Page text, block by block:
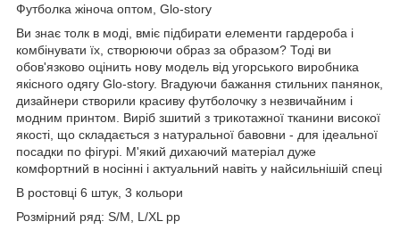
Футболка жіноча оптом, Glo-story
Ви знає толк в моді, вміє підбирати елементи гардероба і
комбінувати їх, створюючи образ за образом? Тоді ви
обов'язково оцінить нову модель від угорського виробника
якісного одягу Glo-story. Вгадуючи бажання стильних панянок,
дизайнери створили красиву футболочку з незвичайним і
модним принтом. Виріб зшитий з трикотажної тканини високої
якості, що складається з натуральної бавовни - для ідеальної
посадки по фігурі. М'який дихаючий матеріал дуже
комфортний в носінні і актуальний навіть у найсильнішій спеці
В ростовці 6 штук, 3 кольори
Розмірний ряд: S/M, L/XL pp